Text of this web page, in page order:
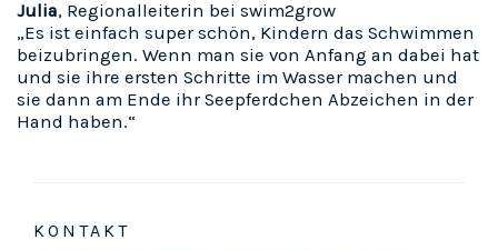
Julia, Regionalleiterin bei swim2grow
„Es ist einfach super schön, Kindern das Schwimmen
beizubringen. Wenn man sie von Anfang an dabei hat
und sie ihre ersten Schritte im Wasser machen und
sie dann am Ende ihr Seepferdchen Abzeichen in der
Hand haben.“
KONTAKT